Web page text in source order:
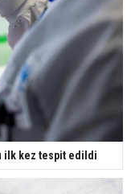
ilk kez tespit edildi